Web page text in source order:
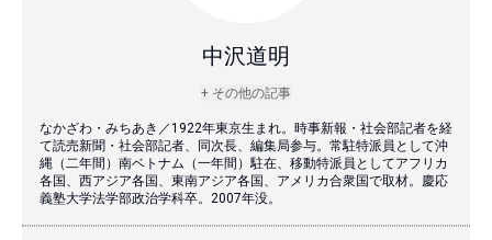
中沢道明
+ その他の記事
なかざわ・みちあき／1922年東京生まれ。時事新報・社会部記者を経
て読売新聞・社会部記者、同次長、編集局参与。常駐特派員として沖
縄（二年間）南ベトナム（一年間）駐在、移動特派員としてアフリカ
各国、西アジア各国、東南アジア各国、アメリカ合衆国で取材。慶応
義塾大学法学部政治学科卒。2007年没。